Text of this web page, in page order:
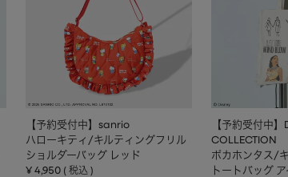
【予約受付中】sanrio
ハローキティ/キルティングフリル
ショルダーバッグ レッド
¥ 4,950 税込
【予約受付中】
COLLECTION
ポカホンタス/
トートバッグ